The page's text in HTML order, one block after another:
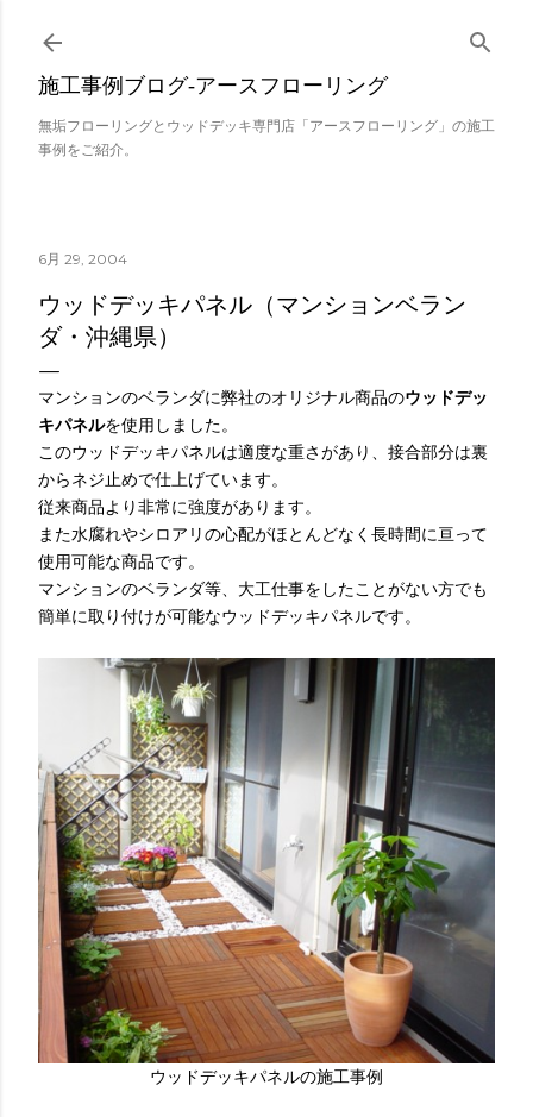
スキップしてメイン コンテンツに移動
施工事例ブログ‐アースフローリング
無垢フローリングとウッドデッキ専門店「アースフローリング」の施工
事例をご紹介。
6月 29, 2004
ウッドデッキパネル（マンションベラン
ダ・沖縄県）
マンションのベランダに弊社のオリジナル商品のウッドデッ
キパネルを使用しました。
このウッドデッキパネルは適度な重さがあり、接合部分は裏
からネジ止めで仕上げています。
従来商品より非常に強度があります。
また水腐れやシロアリの心配がほとんどなく長時間に亘って
使用可能な商品です。
マンションのベランダ等、大工仕事をしたことがない方でも
簡単に取り付けが可能なウッドデッキパネルです。
ウッドデッキパネルの施工事例